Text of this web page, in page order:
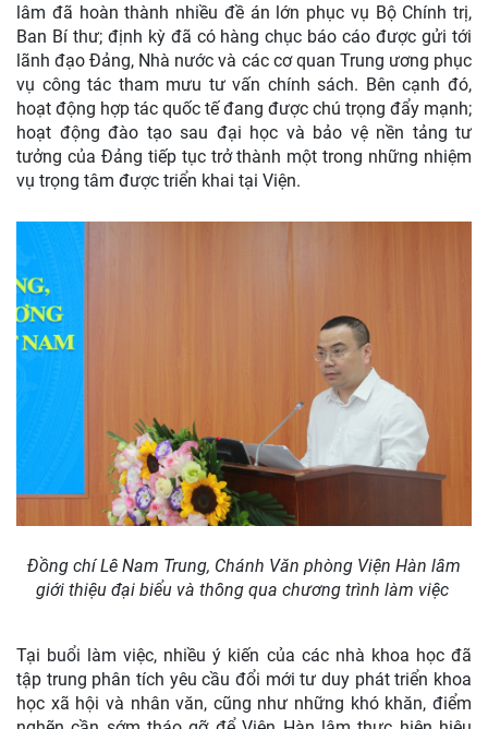
lâm đã hoàn thành nhiều đề án lớn phục vụ Bộ Chính trị,
Ban Bí thư; định kỳ đã có hàng chục báo cáo được gửi tới
lãnh đạo Đảng, Nhà nước và các cơ quan Trung ương phục
vụ công tác tham mưu tư vấn chính sách. Bên cạnh đó,
hoạt động hợp tác quốc tế đang được chú trọng đẩy mạnh;
hoạt động đào tạo sau đại học và bảo vệ nền tảng tư
tưởng của Đảng tiếp tục trở thành một trong những nhiệm
vụ trọng tâm được triển khai tại Viện.
Đồng chí Lê Nam Trung, Chánh Văn phòng Viện Hàn lâm
giới thiệu đại biểu và thông qua chương trình làm việc
Tại buổi làm việc, nhiều ý kiến của các nhà khoa học đã
tập trung phân tích yêu cầu đổi mới tư duy phát triển khoa
học xã hội và nhân văn, cũng như những khó khăn, điểm